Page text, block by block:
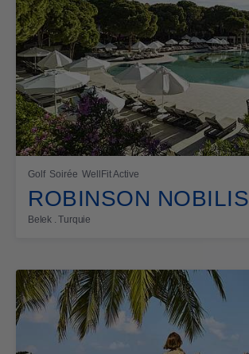
Golf Soirée WellFit Active
ROBINSON NOBILIS
Belek . Turquie